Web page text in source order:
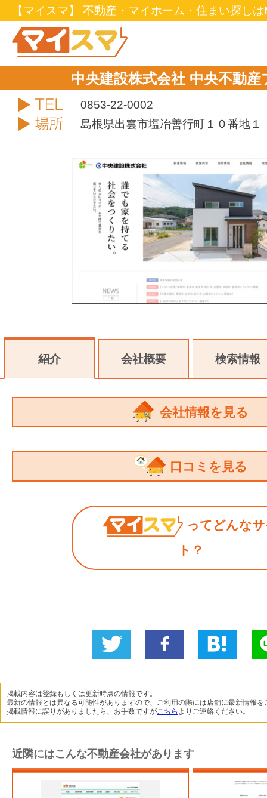
【マイスマ】 不動産・マイホーム・住まい探し
中央建設株式会社 中央不動
TEL0853-22-0002
住所島根県出雲市塩冶善行町１０番地１
紹介 会社概要 検索情報
会社情報を見る
口コミを見る
ってどんな
ト？
に投稿
ね！
掲載内容は登録もしくは更新時点の情報です。
最新の情報とは異なる可能性がありますので、ご利用の際には店舗に最新情報を
掲載情報に誤りがありましたら、お手数ですがこちら よりご連絡ください。
近隣にはこんな不動産会社があります